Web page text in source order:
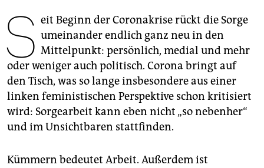
unterstützen
abo
genossenschaft
epaper login
S eit Beginn der Coronakrise rückt die Sorge
umeinander endlich ganz neu in den
Mittelpunkt: persönlich, medial und mehr
oder weniger auch politisch. Corona bringt auf
den Tisch, was so lange insbesondere aus einer
linken feministischen Perspektive schon kritisiert
wird: Sorgearbeit kann eben nicht „so nebenher“
und im Unsichtbaren stattfinden.
Kümmern bedeutet Arbeit. Außerdem ist